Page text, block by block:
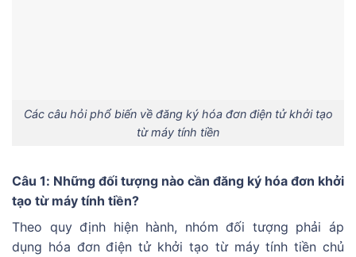
Các câu hỏi phổ biến về đăng ký hóa đơn điện tử khởi tạo
từ máy tính tiền
Câu 1: Những đối tượng nào cần đăng ký hóa đơn khởi
tạo từ máy tính tiền?
Theo quy định hiện hành, nhóm đối tượng phải áp
dụng hóa đơn điện tử khởi tạo từ máy tính tiền chủ